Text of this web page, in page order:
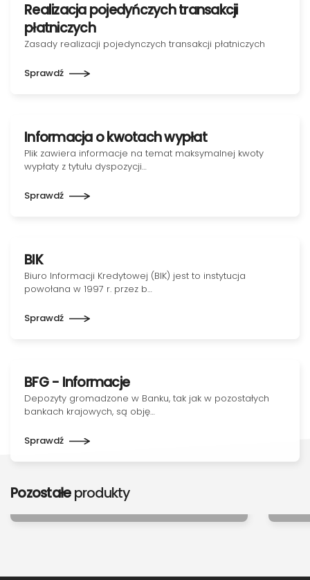
Realizacja pojedyńczych transakcji
płatniczych
Zasady realizacji pojedynczych transakcji płatniczych
Sprawdź
Informacja o kwotach wypłat
Plik zawiera informacje na temat maksymalnej kwoty
wypłaty z tytułu dyspozycji…
Sprawdź
BIK
Biuro Informacji Kredytowej (BIK) jest to instytucja
powołana w 1997 r. przez b…
Sprawdź
BFG - Informacje
Depozyty gromadzone w Banku, tak jak w pozostałych
bankach krajowych, są obję…
Sprawdź
Pozostałeprodukty
Inne usługi